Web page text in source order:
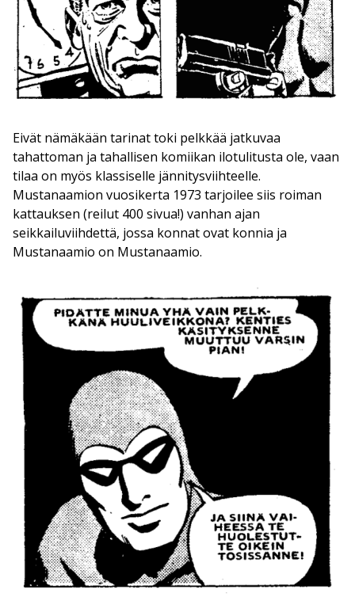
Eivät nämäkään tarinat toki pelkkää jatkuvaa
tahattoman ja tahallisen komiikan ilotulitusta ole, vaan
tilaa on myös klassiselle jännitysviihteelle.
Mustanaamion vuosikerta 1973 tarjoilee siis roiman
kattauksen (reilut 400 sivua!) vanhan ajan
seikkailuviihdettä, jossa konnat ovat konnia ja
Mustanaamio on Mustanaamio.